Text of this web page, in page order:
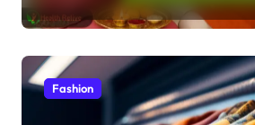
Fashion